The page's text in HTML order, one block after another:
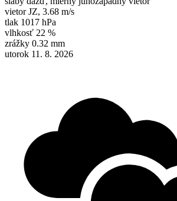
vietor JZ, 3.68 m/s
tlak 1017 hPa
vlhkosť 22 %
zrážky 0.32 mm
utorok 11. 8. 2026